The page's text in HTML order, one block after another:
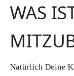
WAS
Natürlich Deine